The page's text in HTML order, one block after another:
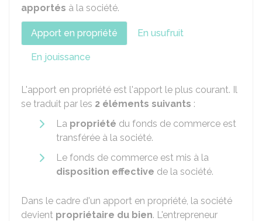
apportés à la société.
Apport en propriété En usufruit
En jouissance
L'apport en propriété est l'apport le plus courant. Il
se traduit par les 2 éléments suivants :
La propriété du fonds de commerce est
transférée à la société.
Le fonds de commerce est mis à la
disposition effective de la société.
Dans le cadre d'un apport en propriété, la société
devient propriétaire du bien. L'entrepreneur